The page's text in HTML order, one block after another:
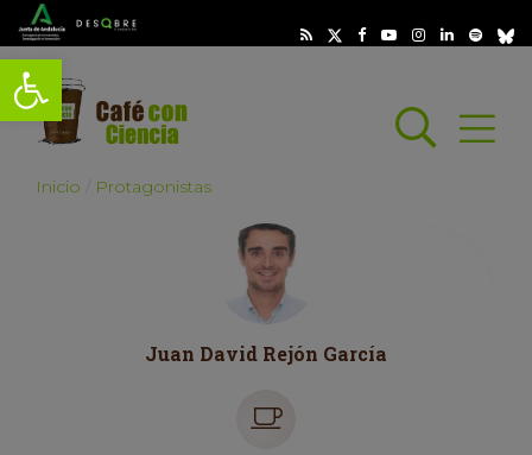
Abrir barra de herramientas
Abrir
Inicio Protagonistas
Juan David Rejón García